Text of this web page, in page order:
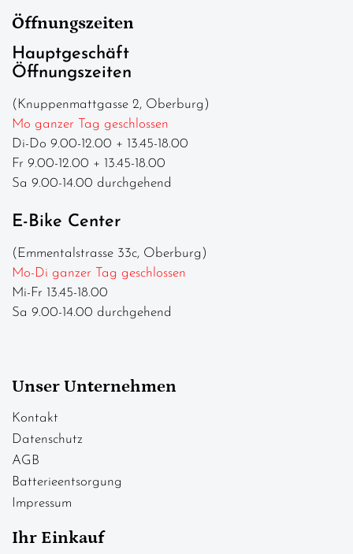
Öffnungszeiten
Hauptgeschäft
Öffnungszeiten
(Knuppenmattgasse 2, Oberburg)
Mo ganzer Tag geschlossen
Di-Do 9.00-12.00 + 13.45-18.00
Fr 9.00-12.00 + 13.45-18.00
Sa 9.00-14.00 durchgehend
E-Bike Center
(Emmentalstrasse 33c, Oberburg)
Mo-Di ganzer Tag geschlossen
Mi-Fr 13.45-18.00
Sa 9.00-14.00 durchgehend
Unser Unternehmen
Kontakt
Datenschutz
AGB
Batterieentsorgung
Impressum
Ihr Einkauf